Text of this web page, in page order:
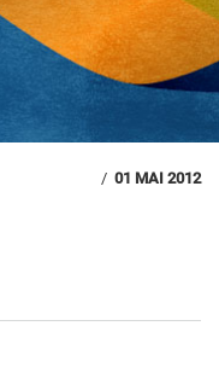
/ 01 MAI 2012